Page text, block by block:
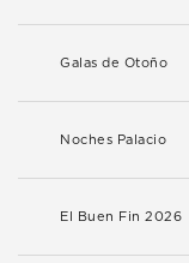
Galas de Otoño
Noches Palacio
El Buen Fin 2026